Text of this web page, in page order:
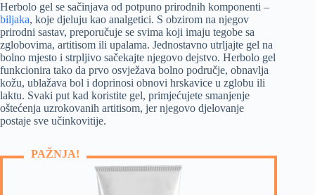
Herbolo gel se sačinjava od potpuno prirodnih komponenti –
biljaka, koje djeluju kao analgetici. S obzirom na njegov
prirodni sastav, preporučuje se svima koji imaju tegobe sa
zglobovima, artitisom ili upalama. Jednostavno utrljajte gel na
bolno mjesto i strpljivo sačekajte njegovo dejstvo. Herbolo gel
funkcionira tako da prvo osvježava bolno područje, obnavlja
kožu, ublažava bol i doprinosi obnovi hrskavice u zglobu ili
laktu. Svaki put kad koristite gel, primjećujete smanjenje
oštećenja uzrokovanih artitisom, jer njegovo djelovanje
postaje sve učinkovitije.
PAŽNJA!